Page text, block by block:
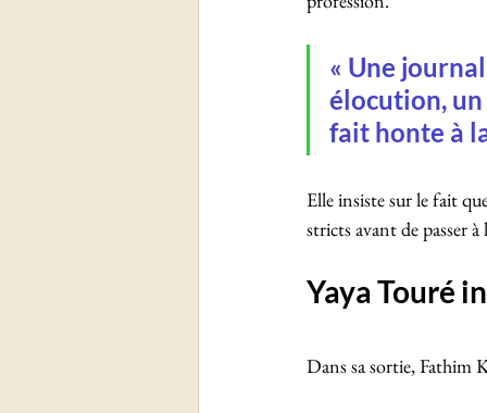
« Une
élocution, un
fait honte à
Elle insiste sur le fait
stricts avant de passer à
Yaya Touré
Dans sa sortie, Fathim